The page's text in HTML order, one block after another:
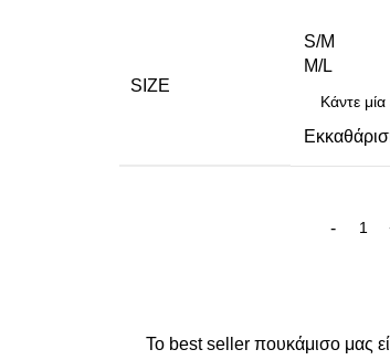
SIZE
S/M
M/L
To best seller πουκάμισο μας